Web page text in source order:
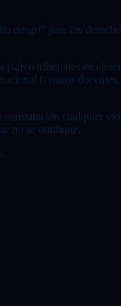
riesgo" para los
tribunales en
(centros
constatación cualquier
no se notifique.